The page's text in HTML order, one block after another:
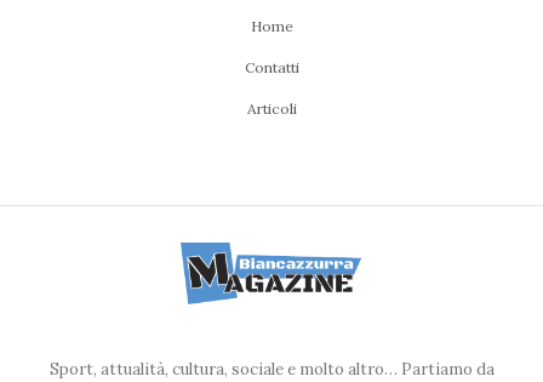
Home
Contatti
Articoli
Sport, attualità, cultura, sociale e molto altro… Partiamo da